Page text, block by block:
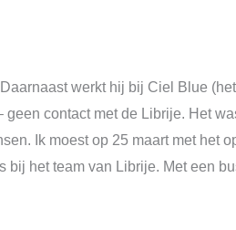
werkt hij bij Ciel Blue
geen contact met de Librije. Het
Ik moest op 25 maart met het
het team van Librije. Met een